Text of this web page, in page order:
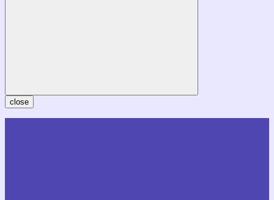
close